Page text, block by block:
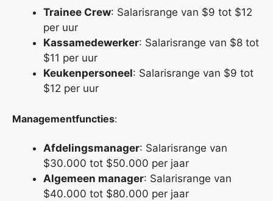
Trainee Crew: Salarisrange van $9 tot $12
per uur
Kassamedewerker: Salarisrange van $8 tot
$11 per uur
Keukenpersoneel: Salarisrange van $9 tot
$12 per uur
Managementfuncties:
Afdelingsmanager: Salarisrange van
$30.000 tot $50.000 per jaar
Algemeen manager: Salarisrange van
$40.000 tot $80.000 per jaar